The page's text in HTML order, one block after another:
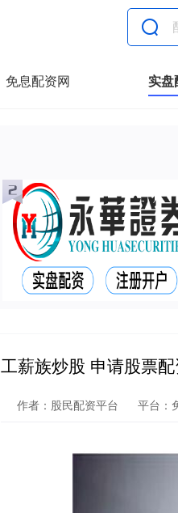
免息配资网 实盘
工薪族炒股 申请股票
作者：股民配资平台 平台：